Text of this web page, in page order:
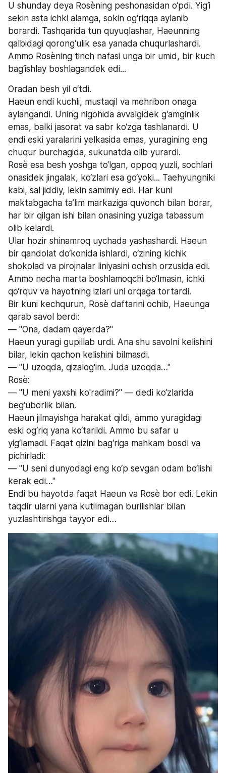
U shunday deya Rosèning peshonasidan o‘pdi. Yig‘i
sekin asta ichki alamga, sokin og‘riqqa aylanib
borardi. Tashqarida tun quyuqlashar, Haeunning
qalbidagi qorong‘ulik esa yanada chuqurlashardi.
Ammo Rosèning tinch nafasi unga bir umid, bir kuch
bag‘ishlay boshlagandek edi...
Oradan besh yil o‘tdi.
Haeun endi kuchli, mustaqil va mehribon onaga
aylangandi. Uning nigohida avvalgidek g‘amginlik
emas, balki jasorat va sabr ko‘zga tashlanardi. U
endi eski yaralarini yelkasida emas, yuragining eng
chuqur burchagida, sukunatda olib yurardi.
Rosè esa besh yoshga to‘lgan, oppoq yuzli, sochlari
onasidek jingalak, ko‘zlari esa go‘yoki... Taehyungniki
kabi, sal jiddiy, lekin samimiy edi. Har kuni
maktabgacha ta’lim markaziga quvonch bilan borar,
har bir qilgan ishi bilan onasining yuziga tabassum
olib kelardi.
Ular hozir shinamroq uychada yashashardi. Haeun
bir qandolat do‘konida ishlardi, o‘zining kichik
shokolad va pirojnalar liniyasini ochish orzusida edi.
Ammo necha marta boshlamoqchi bo‘lmasin, ichki
qo‘rquv va hayotning izlari uni orqaga tortardi.
Bir kuni kechqurun, Rosè daftarini ochib, Haeunga
qarab savol berdi:
— "Ona, dadam qayerda?"
Haeun yuragi gupillab urdi. Ana shu savolni kelishini
bilar, lekin qachon kelishini bilmasdi.
— "U uzoqda, qizalog‘im. Juda uzoqda…"
Rosè:
— "U meni yaxshi ko'radimi?" — dedi ko‘zlarida
beg‘uborlik bilan.
Haeun jilmayishga harakat qildi, ammo yuragidagi
eski og‘riq yana ko‘tarildi. Ammo bu safar u
yig‘lamadi. Faqat qizini bag‘riga mahkam bosdi va
pichirladi:
— "U seni dunyodagi eng ko‘p sevgan odam bo‘lishi
kerak edi…"
Endi bu hayotda faqat Haeun va Rosè bor edi. Lekin
taqdir ularni yana kutilmagan burilishlar bilan
yuzlashtirishga tayyor edi…